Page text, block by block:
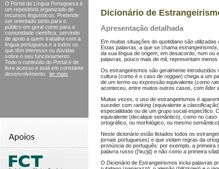
O Portal da Língua Portuguesa é
um repositório organizado de
recursos linguísticos. Pretende
ser orientado tanto para o
público em geral como para a
comunidade científica, servindo
de apoio a quem trabalha com a
língua portuguesa e a todos os
que têm interesse ou dúvidas
sobre o seu funcionamento.
Todo o conteúdo do Portal é de
livre acesso e está em constante
desenvolvimento.
ler mais
Dicionário de
Apresentação detalhada
Em muitas situações do quotidiano são
Estas palavras, a que se chama estrangeirismos
da sua língua de origem, em desacordo, num ou
palavras, pouco mais de mil, representam
Os estrangeirismos são geralmente
cultura (como é o caso de reggae) chega a um
de um termo ou expressão equivalente (como
aconteceu, entre muitos outros casos, com líder
Muitas vezes, o uso de estrangeirismos é
suceder com ranking (equivalente a classificação
especialidade ou de um grupo social específico.
equivalente (decalque semântico), como no
ortográfico, ou morfológico, ou mesmo
Neste dicionário estão listados todos os
jornais portugueses) e que violam regras da
pronúncia do português: por exemplo, a
palavra russo (['ʀuʒɨ]) e não como a primeira
O Dicionário de Estrangeirismos inclui palavras